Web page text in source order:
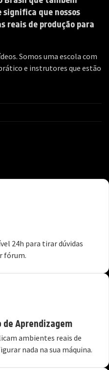
que nossos
reais de produção para
Somos uma escola com
e instrutores que estão
24h para tirar dúvidas
fórum.
Aprendizagem
ambientes reais de
nada na sua máquina.